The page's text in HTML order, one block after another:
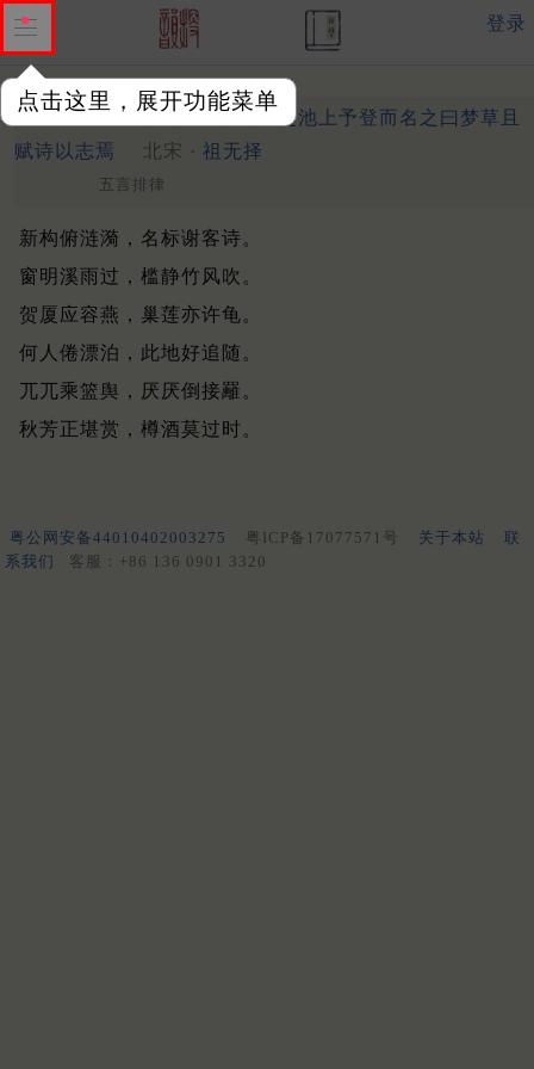
点击这里，展开功能菜单
登录
景臣同年郏兄作亭于公居之池上予登而名之曰梦草且
赋诗以志焉
北宋 · 祖无择
五言排律
新构俯涟漪，名标谢客诗。
窗明溪雨过，槛静竹风吹。
贺厦应容燕，巢莲亦许龟。
何人倦漂泊，此地好追随。
兀兀乘篮舆，厌厌倒接䍦。
秋芳正堪赏，樽酒莫过时。
粤公网安备44010402003275 粤ICP备17077571号 关于本站
联
系我们
客服：+86 136 0901 3320